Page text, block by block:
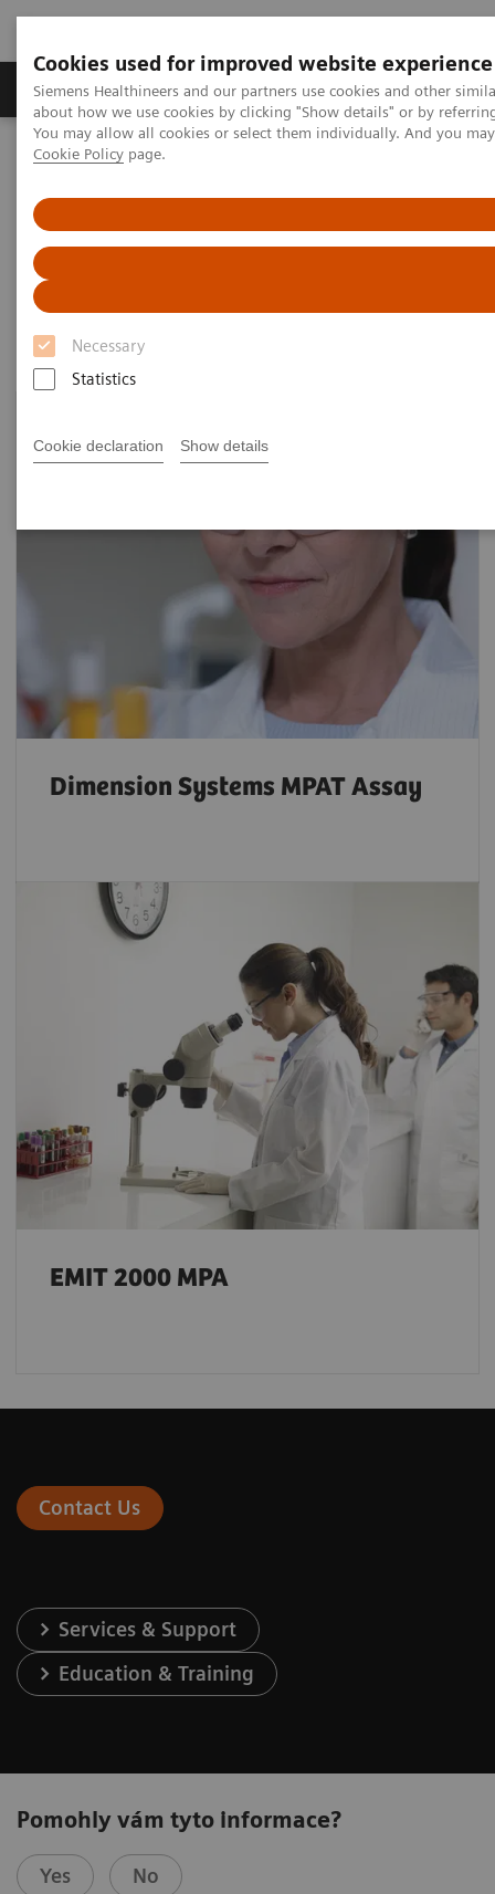
Cookies used for improved website experience
Siemens Healthineers and our partners use cookies and other
about how we use cookies by clicking "Show details" or by
You may allow all cookies or select them individually. And you
Cookie Policy page.
Necessary
Statistics
Cookie declaration Show details
Zobrazovací technika Laboratorní diagnostika
Home Clinical Fields
Mycophenolic Acid Assays
Dimension Systems MPAT Assay
EMIT 2000 MPA
Contact Us
Services & Support
Education & Training
Pomohly vám tyto informace?
Yes No